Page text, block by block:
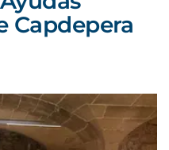
Capdepera